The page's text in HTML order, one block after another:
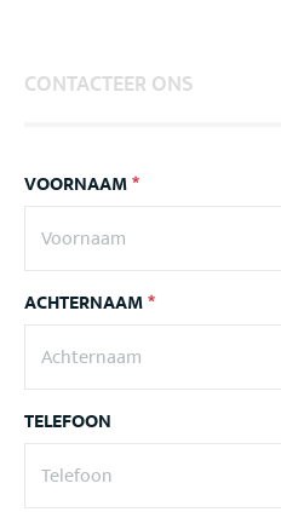
CONTACTEER ONS
VOORNAAM*
ACHTERNAAM*
TELEFOON